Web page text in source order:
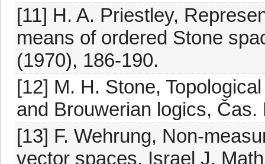
[11] H. A. Priestley,
means of ordered Stone
(1970), 186-190.
[12] M. H. Stone,
and Brouwerian logics,
[13] F. Wehrung, Non-
vector spaces, Israel J.